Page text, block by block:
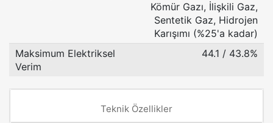
Kömür Gazı, İlişkili Gaz,
Sentetik Gaz, Hidrojen
Karışımı (%25'a kadar)
Maksimum Elektriksel
Verim
44.1 / 43.8%
Teknik Özellikler